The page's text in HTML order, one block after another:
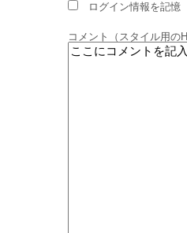
ログイン情報を記憶
コメント（スタイル用の